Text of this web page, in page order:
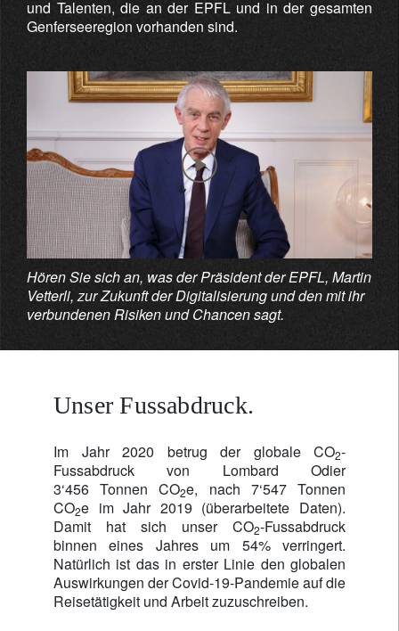
und Talenten, die an der EPFL und in der gesamten
Genferseeregion vorhanden sind.
Hören Sie sich an, was der Präsident der EPFL, Martin
Vetterli, zur Zukunft der Digitalisierung und den mit ihr
verbundenen Risiken und Chancen sagt.
Unser Fussabdruck.
Im Jahr 2020 betrug der globale CO2-
Fussabdruck von Lombard Odier
3‘456 Tonnen CO2e, nach 7‘547 Tonnen
CO2e im Jahr 2019 (überarbeitete Daten).
Damit hat sich unser CO2-Fussabdruck
binnen eines Jahres um 54% verringert.
Natürlich ist das in erster Linie den globalen
Auswirkungen der Covid-19-Pandemie auf die
Reisetätigkeit und Arbeit zuzuschreiben.